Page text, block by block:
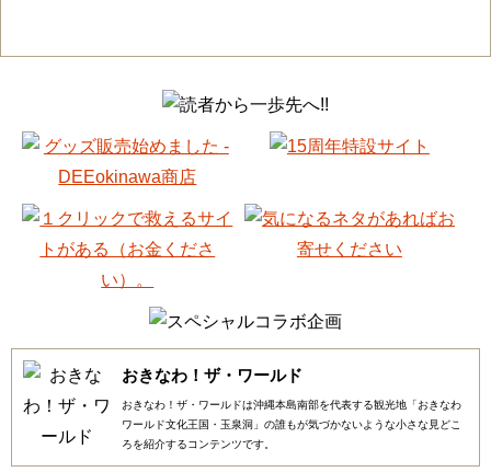
おきなわ！ザ・ワールド
おきなわ！ザ・ワールドは沖縄本島南部を代表する観光地「おきなわ
ワールド文化王国・玉泉洞」の誰もが気づかないような小さな見どこ
ろを紹介するコンテンツです。